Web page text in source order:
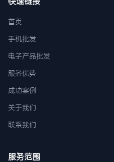
首页
手机批发
电子产品批发
服务优势
成功案例
关于我们
联系我们
服务范围